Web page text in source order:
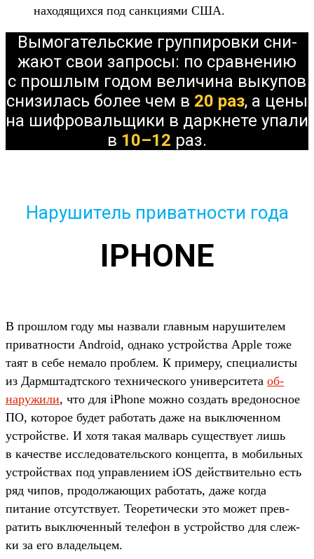
находя­щих­ся под сан­кци­ями США.
Вы­мога­тель­ские груп­пиров­ки сни­
жают свои зап­росы: по срав­нению
с прош­лым годом величи­на выкупов
сни­зилась более чем в 20 раз, а цены
на шиф­роваль­щики в дар­кне­те упа­ли
в 10–12 раз.
Нарушитель приватности года
IPHONE
В прош­лом году мы наз­вали глав­ным наруши­телем
при­ват­ности Android, одна­ко устрой­ства Apple тоже
таят в себе немало проб­лем. К при­меру, спе­циалис­ты
из Дарм­штадтско­го тех­ничес­кого уни­вер­ситета об­
наружи­ли, что для iPhone мож­но соз­дать вре­донос­ное
ПО, которое будет работать даже на вык­лючен­ном
устрой­стве. И хотя такая мал­варь сущес­тву­ет лишь
в качес­тве иссле­дова­тель­ско­го кон­цепта, в мобиль­ных
устрой­ствах под управле­нием iOS дей­стви­тель­но есть
ряд чипов, про­дол­жающих работать, даже ког­да
питание отсутс­тву­ет. Теоре­тичес­ки это может прев­
ратить вык­лючен­ный телефон в устрой­ство для слеж­
ки за его вла­дель­цем.